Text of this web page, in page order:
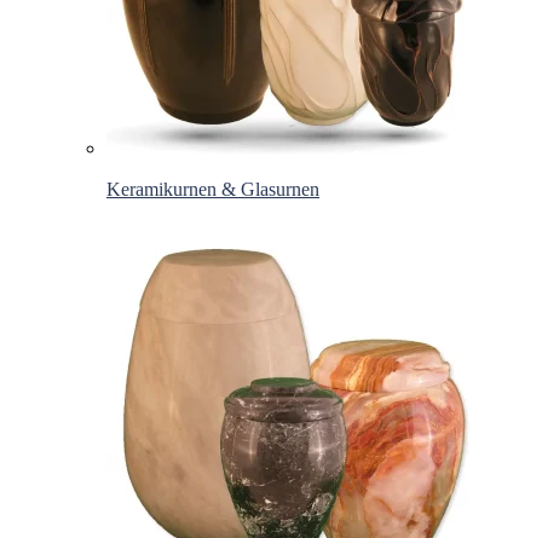
Keramikurnen & Glasurnen